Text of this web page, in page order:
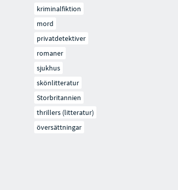
kriminalfiktion
mord
privatdetektiver
romaner
sjukhus
skönlitteratur
Storbritannien
thrillers (litteratur)
översättningar